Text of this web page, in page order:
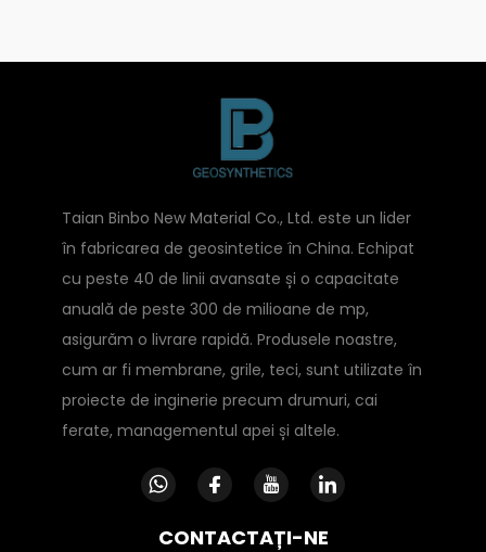
Taian Binbo New Material Co., Ltd. este un lider
în fabricarea de geosintetice în China. Echipat
cu peste 40 de linii avansate și o capacitate
anuală de peste 300 de milioane de mp,
asigurăm o livrare rapidă. Produsele noastre,
cum ar fi membrane, grile, teci, sunt utilizate în
proiecte de inginerie precum drumuri, cai
ferate, managementul apei și altele.
CONTACTAȚI-NE